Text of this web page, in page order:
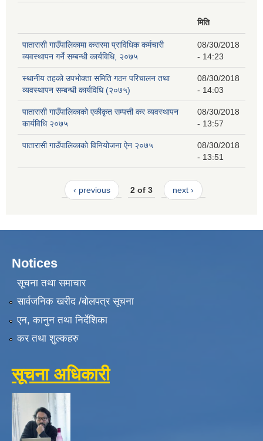
मिति
पातारासी गाउँपालिकामा करारमा प्राविधिक कर्मचारी
व्यवस्थापन गर्ने सम्बन्धी कार्यविधि, २०७५
08/30/2018
- 14:23
स्थानीय तहको उपभोक्ता समिति गठन परिचालन तथा
व्यवस्थापन सम्बन्धी कार्यविधि (२०७५)
08/30/2018
- 14:03
पातारासी गाउँपालिकाको एकीकृत सम्पत्ती कर व्यवस्थापन
कार्यविधि २०७५
08/30/2018
- 13:57
पातारासी गाउँपालिकाको विनियोजना ऐन २०७५
08/30/2018
- 13:51
‹ previous 2 of 3 next ›
Notices
सूचना तथा समाचार
सार्वजनिक खरीद /बोलपत्र सूचना
एन, कानुन तथा निर्देशिका
कर तथा शुल्कहरु
सूचना अधिकारी